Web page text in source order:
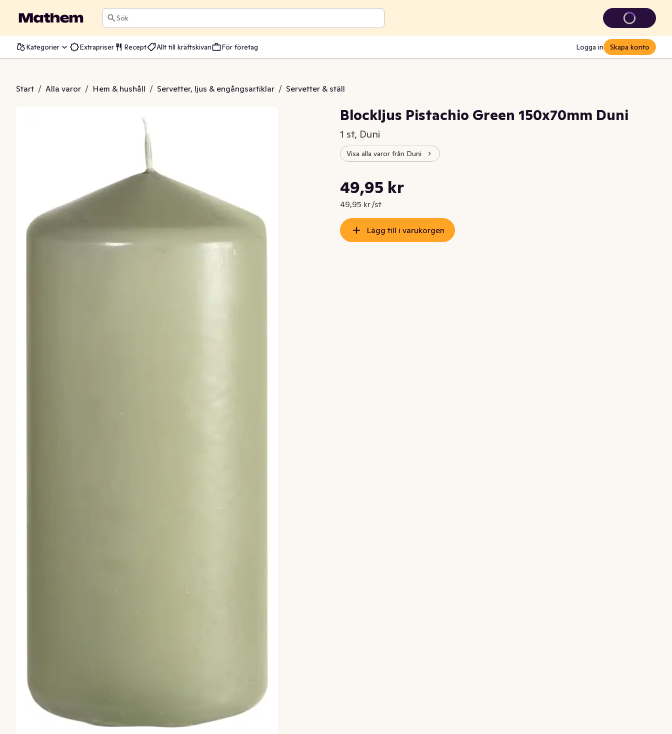
Sök
Kategorier Extrapriser Recept Allt till kräftskivan För företag Logga in Skapa konto
Start / Alla varor / Hem & hushåll / Servetter, ljus & engångsartiklar / Servetter & ställ
Green 150x70mm Duni
Blockljus Pistachio Green 150x70mm Duni
1 st, Duni
Visa alla varor från Duni
Nuvarande pris är: 49,95 kr
49,95 kr
49,95 kr /st
Styckpris: 49,95 kr /st
Lägg till i varukorgen